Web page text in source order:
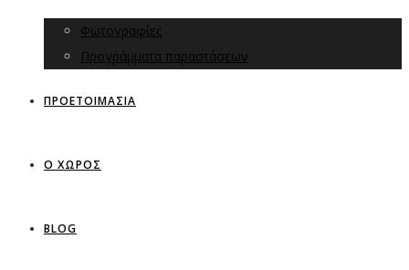
Φωτογραφίες
Προγράμματα παραστάσεων
ΠΡΟΕΤΟΙΜΑΣΙΑ
Ο ΧΩΡΟΣ
BLOG